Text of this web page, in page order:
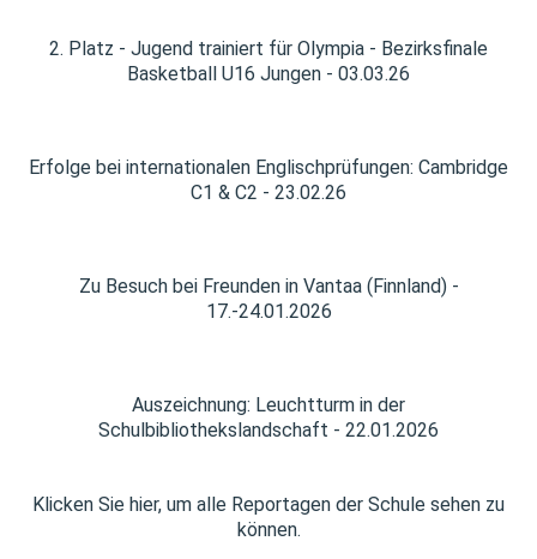
2. Platz - Jugend trainiert für Olympia - Bezirksfinale
Basketball U16 Jungen - 03.03.26
Erfolge bei internationalen Englischprüfungen: Cambridge
C1 & C2 - 23.02.26
Zu Besuch bei Freunden in Vantaa (Finnland) -
17.-24.01.2026
Auszeichnung: Leuchtturm in der
Schulbibliothekslandschaft - 22.01.2026
Klicken Sie hier, um alle Reportagen der Schule sehen zu
können.